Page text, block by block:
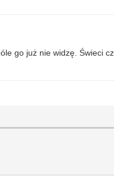
go już nie widzę. Świeci